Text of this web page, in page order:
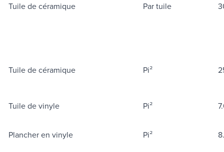
Tuile de céramique Par tuile
Tuile de céramique Pi²
Tuile de vinyle Pi²
Plancher en vinyle Pi²